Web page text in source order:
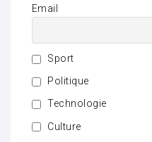
Email
Sport
Politique
Technologie
Culture